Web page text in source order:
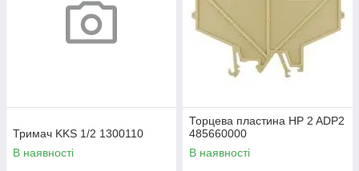
Тримач KKS 1/2 1300110
В наявності
Торцева пластина HP 2 ADP2
485660000
В наявності